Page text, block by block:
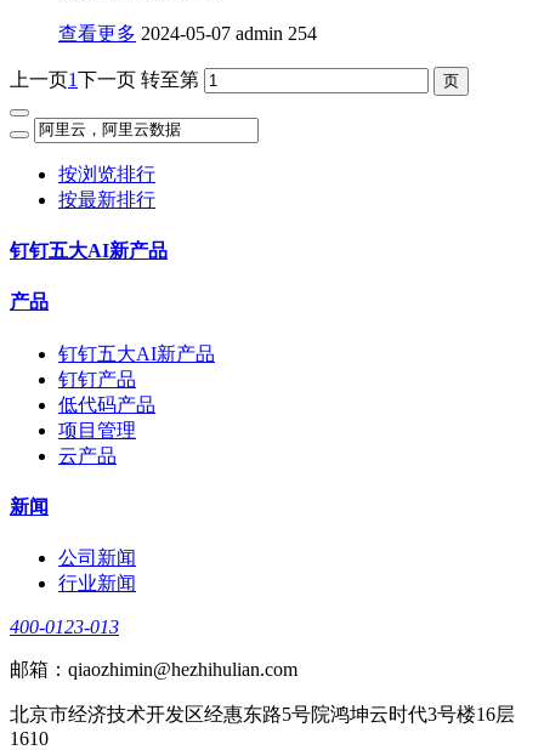
查看更多 2024-05-07 admin 254
上一页1下一页 转至第
按浏览排行
按最新排行
钉钉五大AI新产品
产品
钉钉五大AI新产品
钉钉产品
低代码产品
项目管理
云产品
新闻
公司新闻
行业新闻
400-0123-013
邮箱：qiaozhimin@hezhihulian.com
北京市经济技术开发区经惠东路5号院鸿坤云时代3号楼16层
1610